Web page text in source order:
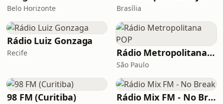
Belo Horizonte Brasília
Rádio Luiz Gonzaga
Recife Rádio Metropolitana POP
São Paulo
98 FM (Curitiba) Rádio Mix FM - No Break